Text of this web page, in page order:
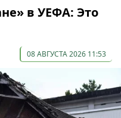
в УЕФА: Это
08 АВГУСТА 2026 11:53